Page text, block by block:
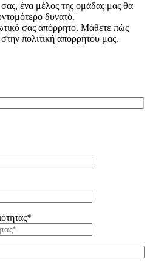
ένα μέλος της ομάδας μας θα
δυνατό.
σας απόρρητο. Μάθετε πώς
πολιτική απορρήτου μας.